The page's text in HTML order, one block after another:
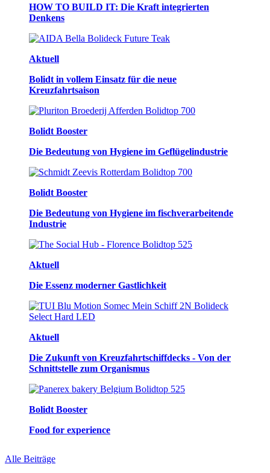
HOW TO BUILD IT: Die Kraft integrierten
Denkens
Aktuell
Bolidt in vollem Einsatz für die neue
Kreuzfahrtsaison
Bolidt Booster
Die Bedeutung von Hygiene im Geflügelindustrie
Bolidt Booster
Die Bedeutung von Hygiene im fischverarbeitende
Industrie
Aktuell
Die Essenz moderner Gastlichkeit
Aktuell
Die Zukunft von Kreuzfahrtschiffdecks - Von der
Schnittstelle zum Organismus
Bolidt Booster
Food for experience
Alle Beiträge